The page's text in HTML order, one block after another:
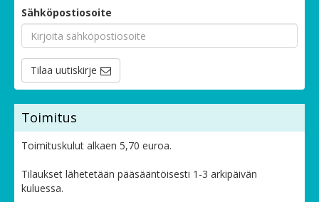
Sähköpostiosoite
Tilaa uutiskirje
Toimitus
Toimituskulut alkaen 5,70 euroa.
Tilaukset lähetetään pääsääntöisesti 1-3 arkipäivän
kuluessa.